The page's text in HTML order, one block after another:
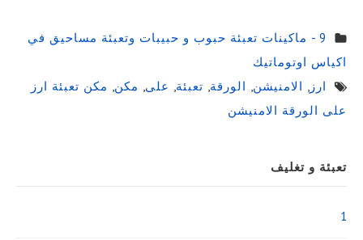
9 - ماكينات تعبئة حبوب و حبيبات وتعبئة مساحيق في
اكياس اوتوماتيك
ارز , الامنيشن, الورقة, تعبئة, على, مكن, مكن تعبئة ارز
على الورقة الامنيشن
Sidebar
Widget
Area
تعبئة و تغليف
1